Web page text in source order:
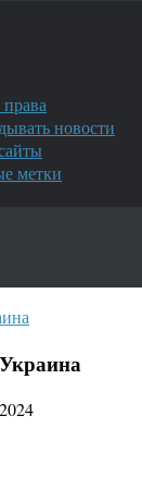
новости
метки